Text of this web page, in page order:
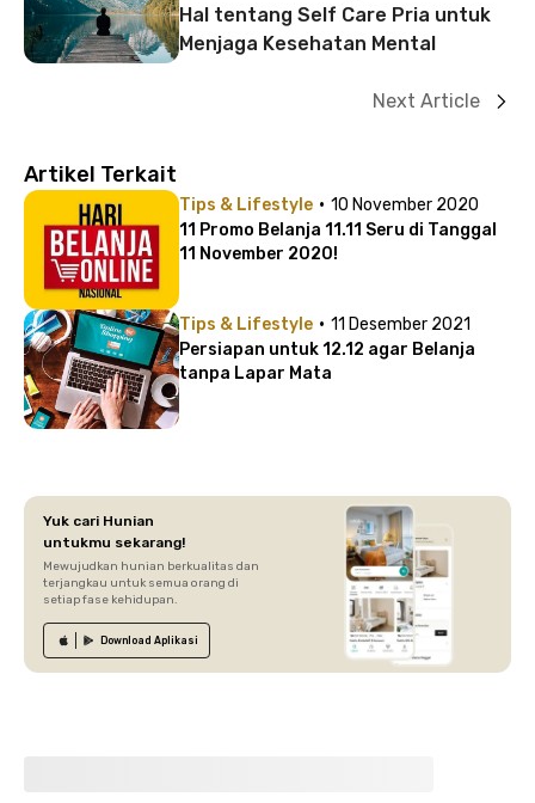
Hal tentang Self Care Pria untuk
Menjaga Kesehatan Mental
Next Article
Artikel Terkait
Tips & Lifestyle · 10 November 2020
11 Promo Belanja 11.11 Seru di Tanggal
11 November 2020!
Tips & Lifestyle · 11 Desember 2021
Persiapan untuk 12.12 agar Belanja
tanpa Lapar Mata
Yuk cari Hunian
untukmu sekarang!
Mewujudkan hunian berkualitas dan
terjangkau untuk semua orang di
setiap fase kehidupan.
Download Aplikasi